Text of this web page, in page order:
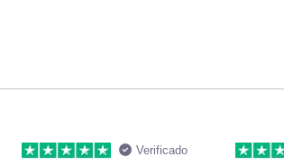
Verificado